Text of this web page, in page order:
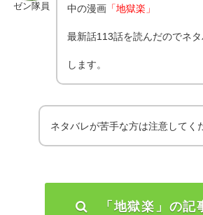
ゼン隊員 中の漫画 「地獄楽」
最新話113話を読んだのでネ
します。
ネタバレが苦手な方は注意してく
「地獄楽」の記